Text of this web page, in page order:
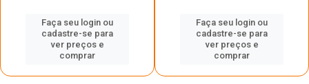
Faça seu login ou
cadastre-se para
ver preços e
comprar
Faça seu login ou
cadastre-se para
ver preços e
comprar